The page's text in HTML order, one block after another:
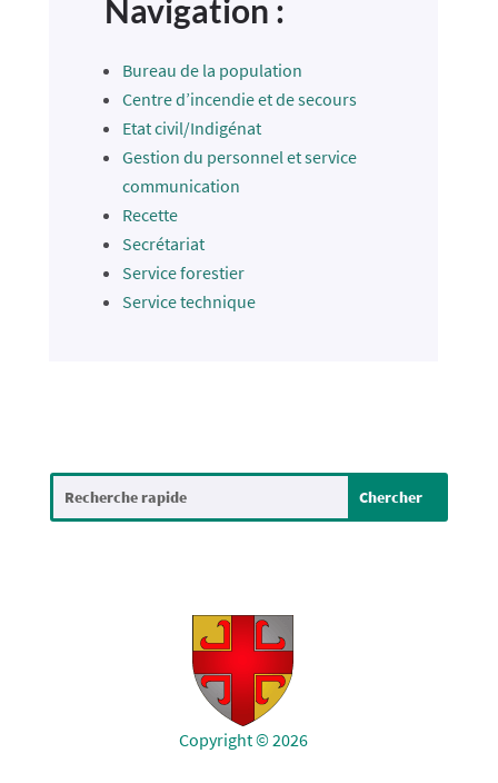
Navigation :
Bureau de la population
Centre d’incendie et de secours
Etat civil/Indigénat
Gestion du personnel et service
communication
Recette
Secrétariat
Service forestier
Service technique
Copyright © 2026